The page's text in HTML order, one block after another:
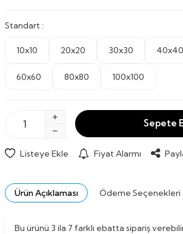
Standart :
10x10 20x20 30x30 40x40
60x60 80x80 100x100
Sepete
Listeye Ekle Fiyat Alarmı
Ürün Açıklaması Ödeme Seçenekleri
Bu ürünü 3 ila 7 farklı ebatta sipariş